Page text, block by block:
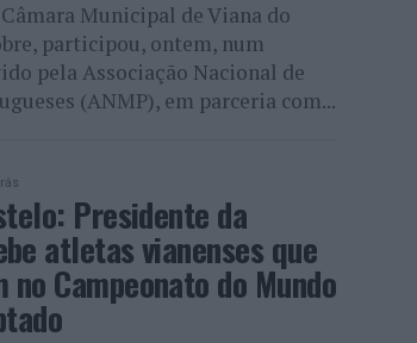
Municipal de Viana do
participou, ontem, num
pela Associação Nacional de
(ANMP), em parceria com...
Presidente da
atletas vianenses que
Campeonato do Mundo